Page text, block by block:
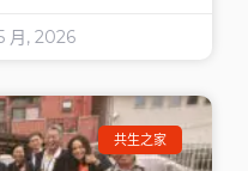
月, 2026
共生之家